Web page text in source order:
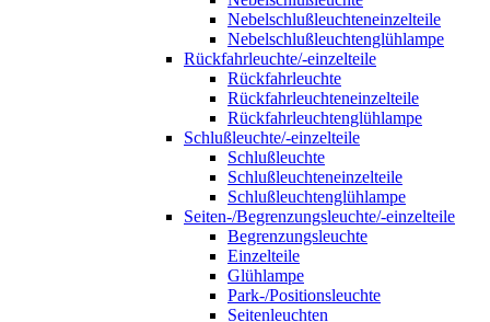
Nebelschlußleuchteneinzelteile
Nebelschlußleuchtenglühlampe
Rückfahrleuchte/-einzelteile
Rückfahrleuchte
Rückfahrleuchteneinzelteile
Rückfahrleuchtenglühlampe
Schlußleuchte/-einzelteile
Schlußleuchte
Schlußleuchteneinzelteile
Schlußleuchtenglühlampe
Seiten-/Begrenzungsleuchte/-einzelteile
Begrenzungsleuchte
Einzelteile
Glühlampe
Park-/Positionsleuchte
Seitenleuchten